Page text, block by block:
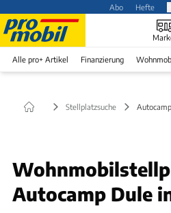
Abo Hefte
Alle pro+ Artikel Finanzierung
Stellplatzsuche
Autocamp Dule